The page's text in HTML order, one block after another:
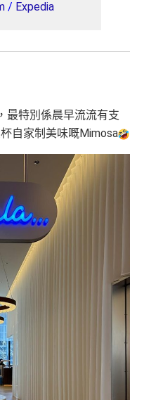
/ Expedia
最特別係晨早流流有支
自家制美味嘅Mimosa